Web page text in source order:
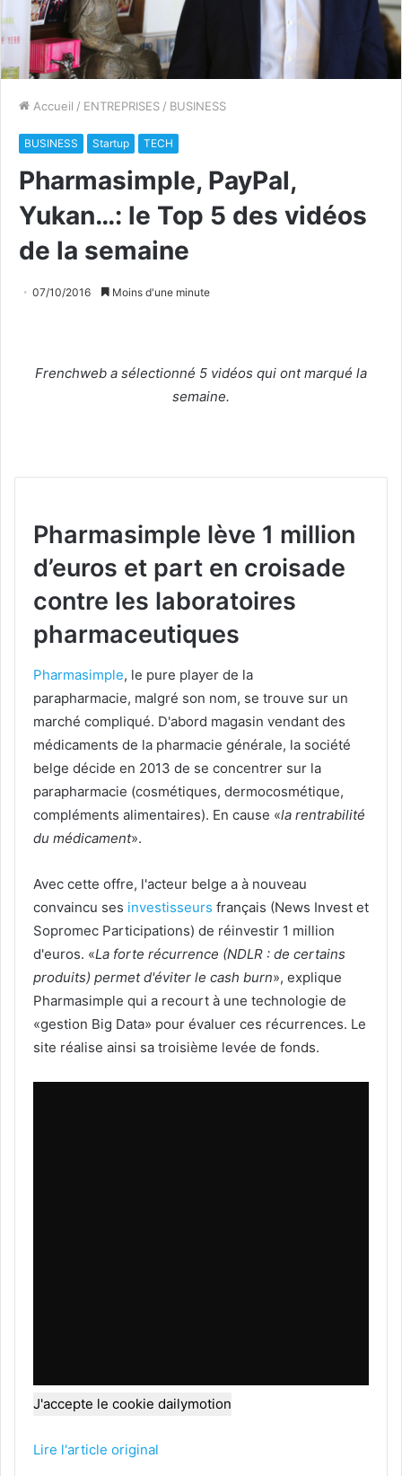
Accueil / ENTREPRISES / BUSINESS
BUSINESS Startup TECH
Pharmasimple, PayPal,
Yukan…: le Top 5 des vidéos
de la semaine
07/10/2016 Moins d'une minute
Frenchweb a sélectionné 5 vidéos qui ont marqué la
semaine.
Pharmasimple lève 1 million
d’euros et part en croisade
contre les laboratoires
pharmaceutiques
Pharmasimple, le pure player de la
parapharmacie, malgré son nom, se trouve sur un
marché compliqué. D'abord magasin vendant des
médicaments de la pharmacie générale, la société
belge décide en 2013 de se concentrer sur la
parapharmacie (cosmétiques, dermocosmétique,
compléments alimentaires). En cause «la rentrabilité
du médicament».
Avec cette offre, l'acteur belge a à nouveau
convaincu ses investisseurs français (News Invest et
Sopromec Participations) de réinvestir 1 million
d'euros. «La forte récurrence (NDLR : de certains
produits) permet d'éviter le cash burn», explique
Pharmasimple qui a recourt à une technologie de
«gestion Big Data» pour évaluer ces récurrences. Le
site réalise ainsi sa troisième levée de fonds.
J'accepte le cookie dailymotion
Lire l'article original